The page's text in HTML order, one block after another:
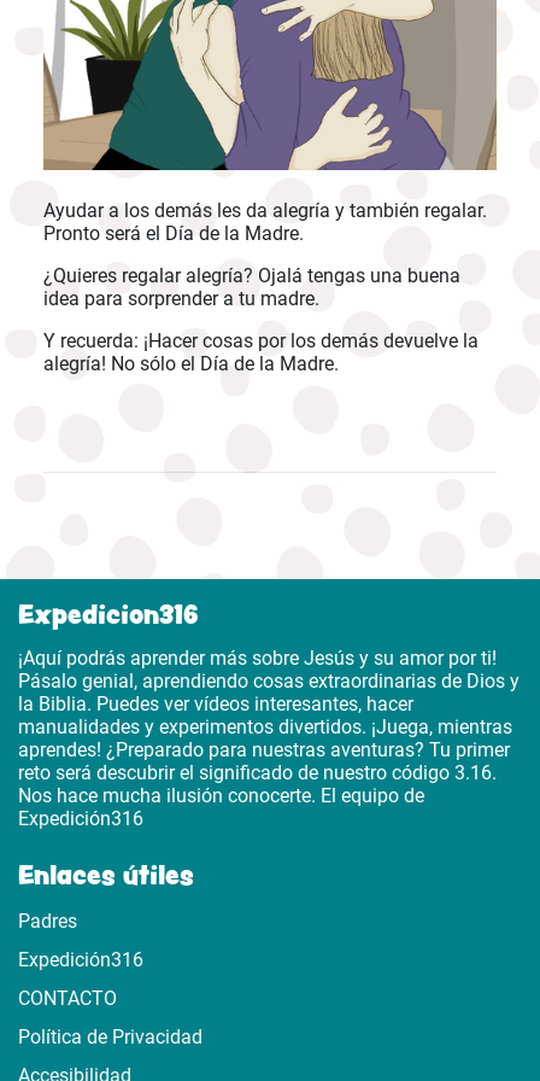
Ayudar a los demás les da alegría y también regalar.
Pronto será el Día de la Madre.
¿Quieres regalar alegría? Ojalá tengas una buena
idea para sorprender a tu madre.
Y recuerda: ¡Hacer cosas por los demás devuelve la
alegría! No sólo el Día de la Madre.
Expedicion316
¡Aquí podrás aprender más sobre Jesús y su amor por ti!
Pásalo genial, aprendiendo cosas extraordinarias de Dios y
la Biblia. Puedes ver vídeos interesantes, hacer
manualidades y experimentos divertidos. ¡Juega, mientras
aprendes! ¿Preparado para nuestras aventuras? Tu primer
reto será descubrir el significado de nuestro código 3.16.
Nos hace mucha ilusión conocerte. El equipo de
Expedición316
Enlaces útiles
Padres
Expedición316
CONTACTO
Política de Privacidad
Accesibilidad